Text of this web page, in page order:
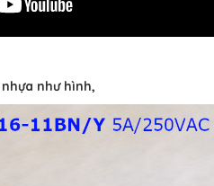
như hình,